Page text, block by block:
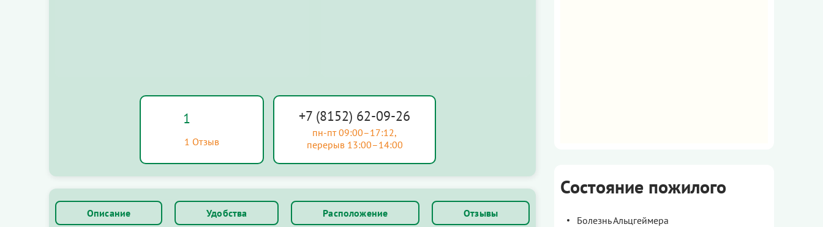
1
1 Отзыв
+7 (8152) 62-09-26
пн-пт 09:00–17:12,
перерыв 13:00–14:00
Описание Удобства Расположение Отзывы
Состояние пожилого
Болезнь Альцгеймера